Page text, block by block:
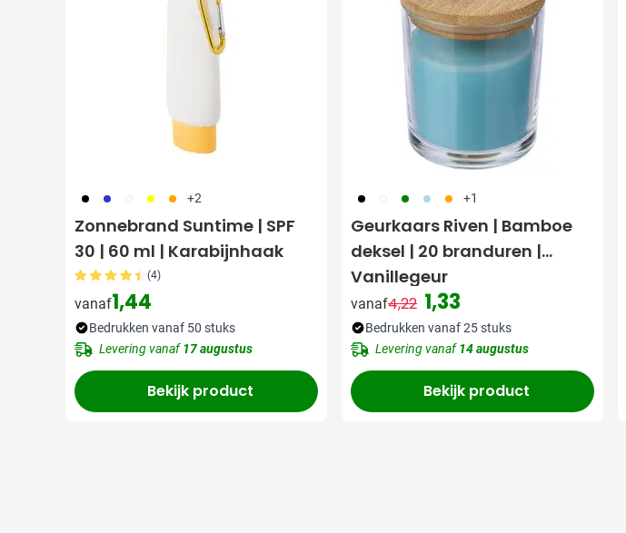
001 023 002 006 007 +2
Zonnebrand Suntime | SPF
30 | 60 ml | Karabijnhaak
(4)
vanaf1,44
Bedrukken vanaf 50 stuks
Levering vanaf17 augustus
Bekijk product
001 002 004 018 007 +1
Geurkaars Riven | Bamboe
deksel | 20 branduren |
Vanillegeur
vanaf
Normale prijs
4,22 1,33
Bedrukken vanaf 25 stuks
Levering vanaf14 augustus
Bekijk product